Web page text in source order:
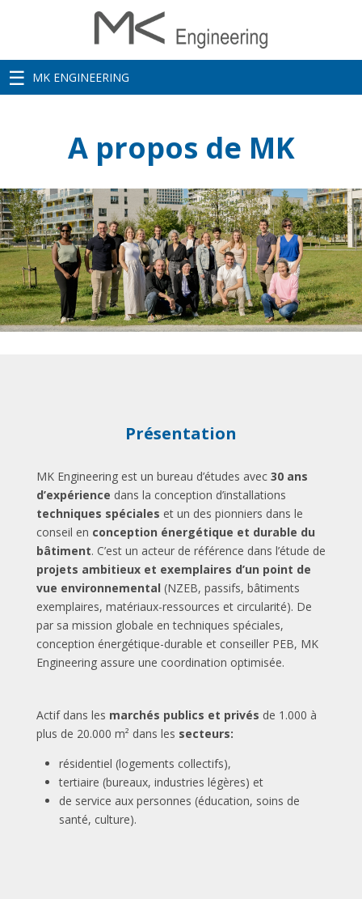
MK ENGINEERING
A propos de MK
Présentation
MK Engineering est un bureau d’études avec30 ans
d’expérience dans la conception d’installations
techniques spéciales et un des pionniers dans le
conseil en conception énergétique et durable du
bâtiment. C’est un acteur de référence dans l’étude de
projets ambitieux et exemplaires d’un point de
vue environnemental (NZEB, passifs, bâtiments
exemplaires, matériaux-ressources et circularité). De
par sa mission globale en techniques spéciales,
conception énergétique-durable et conseiller PEB, MK
Engineering assure une coordination optimisée.
Actif dans les marchés publics et privés de 1.000 à
plus de 20.000 m² dans les secteurs:
résidentiel (logements collectifs),
tertiaire (bureaux, industries légères) et
de service aux personnes (éducation, soins de
santé, culture).